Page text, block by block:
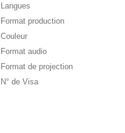
Langues
Format production
Couleur
Format audio
Format de projection
N° de Visa